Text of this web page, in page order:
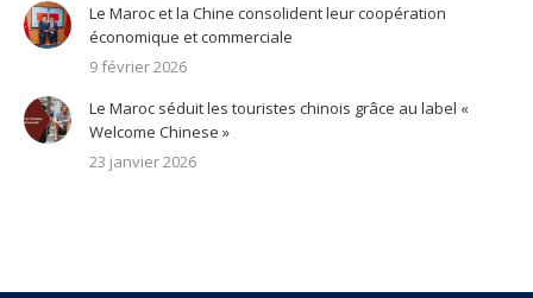
Le Maroc et la Chine consolident leur coopération
économique et commerciale
9 février 2026
Le Maroc séduit les touristes chinois grâce au label «
Welcome Chinese »
23 janvier 2026